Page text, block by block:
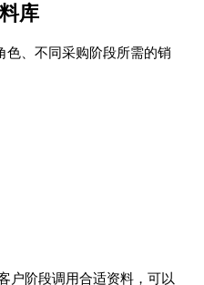
库
色、不同采购阶段所需的销
户阶段调用合适资料，可以